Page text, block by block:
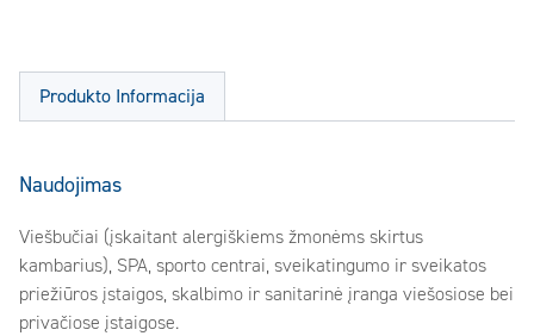
Produkto Informacija
Naudojimas
Viešbučiai (įskaitant alergiškiems žmonėms skirtus
kambarius), SPA, sporto centrai, sveikatingumo ir sveikatos
priežiūros įstaigos, skalbimo ir sanitarinė įranga viešosiose bei
privačiose įstaigose.